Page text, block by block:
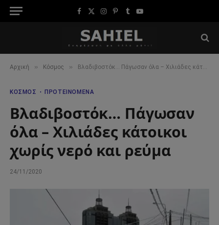
Facebook
X
Instagram
Pinterest
TumblrYouTube
Αρχική » Κόσμος » Βλαδιβοστόκ… Πάγωσαν όλα – Χιλιάδες κάτοικοι χωρίς νερό και ρεύμα
ΚΌΣΜΟΣ ΠΡΟΤΕΙΝΌΜΕΝΑ
Βλαδιβοστόκ… Πάγωσαν
όλα – Χιλιάδες κάτοικοι
χωρίς νερό και ρεύμα
24/11/2020